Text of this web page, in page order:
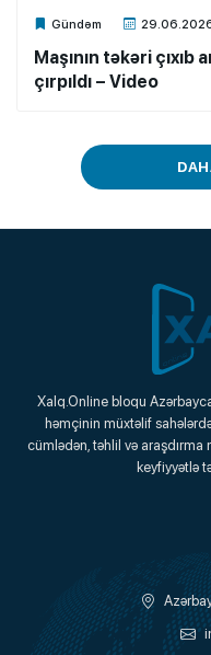
Gündəm
Xalq.Online
Maşının təkəri çıxıb
çırpıldı – Video
Xalq.Online bloqu
həmçinin müxtəlif
cümlədən, təhlil və araşdırma
keyfiyyətlə